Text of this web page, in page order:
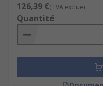
126,39 €(TVA exclue)
Quantité